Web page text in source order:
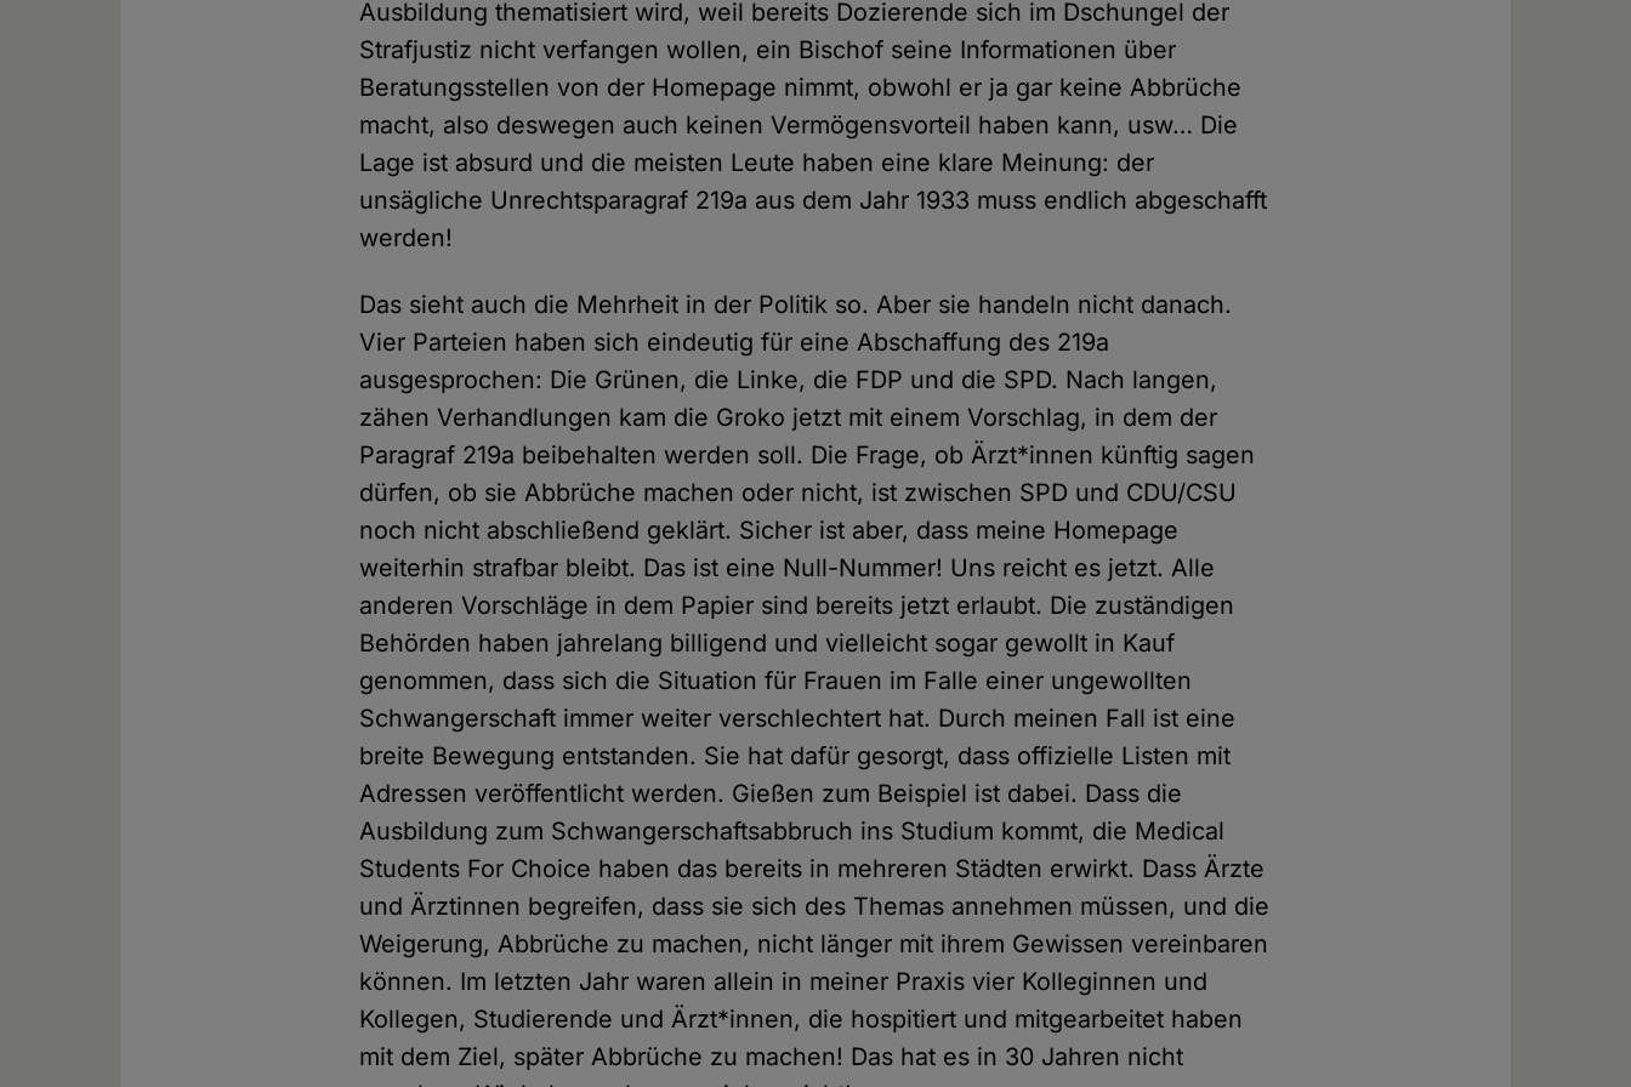
Ausbildung thematisiert wird, weil bereits Dozierende sich im Dschungel der
Strafjustiz nicht verfangen wollen, ein Bischof seine Informationen über
Beratungsstellen von der Homepage nimmt, obwohl er ja gar keine Abbrüche
macht, also deswegen auch keinen Vermögensvorteil haben kann, usw… Die
Lage ist absurd und die meisten Leute haben eine klare Meinung: der
unsägliche Unrechtsparagraf 219a aus dem Jahr 1933 muss endlich abgeschafft
werden!
Das sieht auch die Mehrheit in der Politik so. Aber sie handeln nicht danach.
Vier Parteien haben sich eindeutig für eine Abschaffung des 219a
ausgesprochen: Die Grünen, die Linke, die FDP und die SPD. Nach langen,
zähen Verhandlungen kam die Groko jetzt mit einem Vorschlag, in dem der
Paragraf 219a beibehalten werden soll. Die Frage, ob Ärzt*innen künftig sagen
dürfen, ob sie Abbrüche machen oder nicht, ist zwischen SPD und CDU/CSU
noch nicht abschließend geklärt. Sicher ist aber, dass meine Homepage
weiterhin strafbar bleibt. Das ist eine Null-Nummer! Uns reicht es jetzt. Alle
anderen Vorschläge in dem Papier sind bereits jetzt erlaubt. Die zuständigen
Behörden haben jahrelang billigend und vielleicht sogar gewollt in Kauf
genommen, dass sich die Situation für Frauen im Falle einer ungewollten
Schwangerschaft immer weiter verschlechtert hat. Durch meinen Fall ist eine
breite Bewegung entstanden. Sie hat dafür gesorgt, dass offizielle Listen mit
Adressen veröffentlicht werden. Gießen zum Beispiel ist dabei. Dass die
Ausbildung zum Schwangerschaftsabbruch ins Studium kommt, die Medical
Students For Choice haben das bereits in mehreren Städten erwirkt. Dass Ärzte
und Ärztinnen begreifen, dass sie sich des Themas annehmen müssen, und die
Weigerung, Abbrüche zu machen, nicht länger mit ihrem Gewissen vereinbaren
können. Im letzten Jahr waren allein in meiner Praxis vier Kolleginnen und
Kollegen, Studierende und Ärzt*innen, die hospitiert und mitgearbeitet haben
mit dem Ziel, später Abbrüche zu machen! Das hat es in 30 Jahren nicht